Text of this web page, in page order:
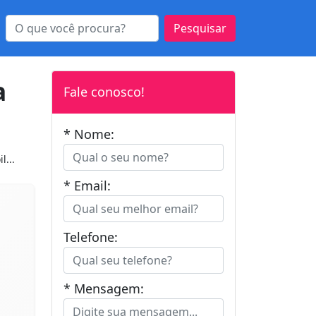
Pesquisar
Fale conosco!
* Nome:
* Email:
Telefone:
* Mensagem: